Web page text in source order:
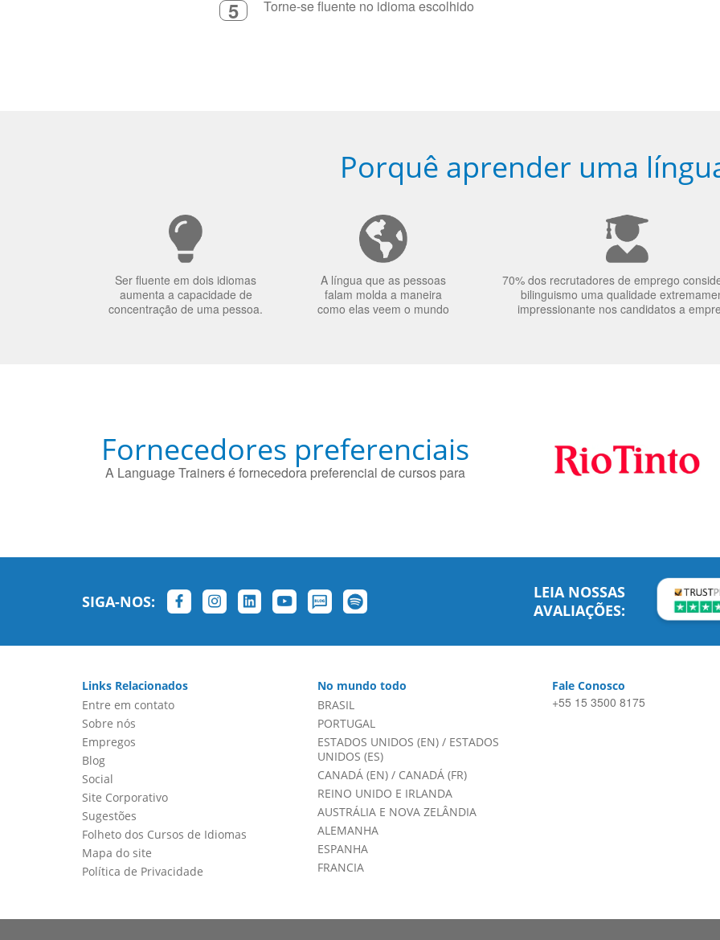
5 Torne-se fluente no idioma escolhido
Porquê aprender uma
Ser fluente em dois idiomas
aumenta a capacidade de
concentração de uma pessoa.
A língua que as pessoas
falam molda a maneira
como elas veem o mundo
70% dos recrutadores de emprego
bilinguismo uma qualidade
impressionante nos candidatos a
Fornecedores preferenciais
A Language Trainers é fornecedora preferencial de cursos para
SIGA-NOS:
LEIA NOSSAS
AVALIAÇÕES:
Links Relacionados
Entre em contato
Sobre nós
Empregos
Blog
Social
Site Corporativo
Sugestões
Folheto dos Cursos de Idiomas
Mapa do site
Política de Privacidade
No mundo todo
BRASIL
PORTUGAL
ESTADOS UNIDOS (EN)/ ESTADOS
UNIDOS (ES)
CANADÁ (EN)/ CANADÁ (FR)
REINO UNIDO E IRLANDA
AUSTRÁLIA E NOVA ZELÂNDIA
ALEMANHA
ESPANHA
FRANCIA
Fale Conosco
+55 15 3500 8175